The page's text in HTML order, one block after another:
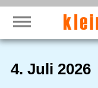
4. Juli 2026